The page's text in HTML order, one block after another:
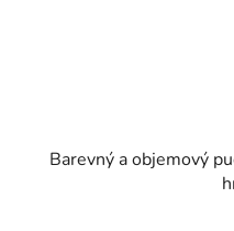
Barevný a objemový